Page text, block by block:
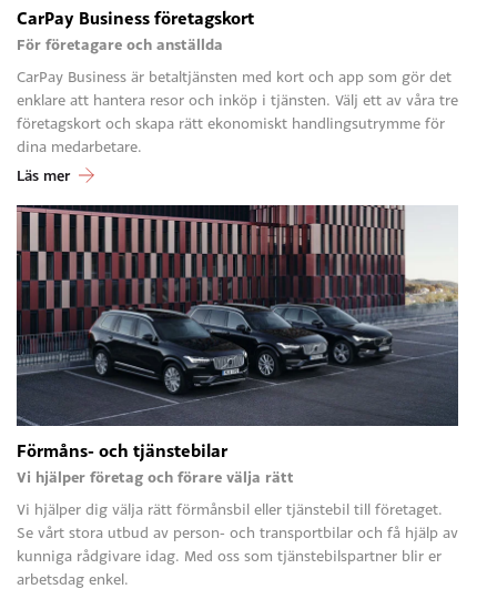
CarPay Business företagskort
För företagare och anställda
CarPay Business är betaltjänsten med kort och app som gör det
enklare att hantera resor och inköp i tjänsten. Välj ett av våra tre
företagskort och skapa rätt ekonomiskt handlingsutrymme för
dina medarbetare.
Läs mer
Förmåns- och tjänstebilar
Vi hjälper företag och förare välja rätt
Vi hjälper dig välja rätt förmånsbil eller tjänstebil till företaget.
Se vårt stora utbud av person- och transportbilar och få hjälp av
kunniga rådgivare idag. Med oss som tjänstebilspartner blir er
arbetsdag enkel.